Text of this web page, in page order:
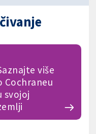
više
Cochraneu
svojoj